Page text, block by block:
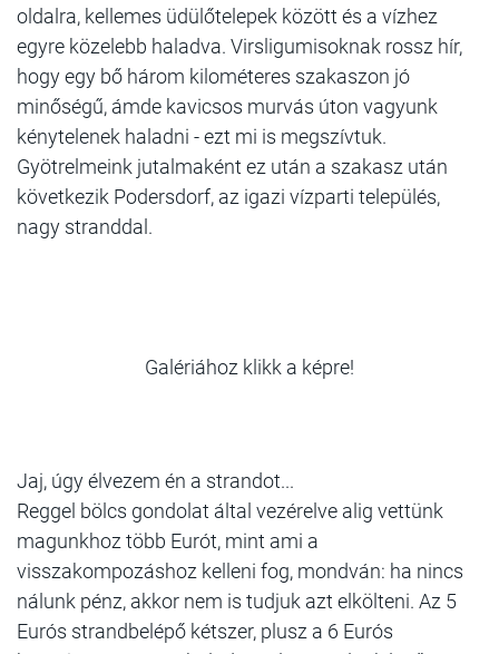
oldalra, kellemes üdülőtelepek között és a vízhez
egyre közelebb haladva. Virsligumisoknak rossz hír,
hogy egy bő három kilométeres szakaszon jó
minőségű, ámde kavicsos murvás úton vagyunk
kénytelenek haladni - ezt mi is megszívtuk.
Gyötrelmeink jutalmaként ez után a szakasz után
következik Podersdorf, az igazi vízparti település,
nagy stranddal.
Galériához klikk a képre!
Jaj, úgy élvezem én a strandot...
Reggel bölcs gondolat által vezérelve alig vettünk
magunkhoz több Eurót, mint ami a
visszakompozáshoz kelleni fog, mondván: ha nincs
nálunk pénz, akkor nem is tudjuk azt elkölteni. Az 5
Eurós strandbelépő kétszer, plusz a 6 Eurós